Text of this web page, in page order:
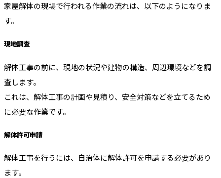
家屋解体の現場で行われる作業の流れは、以下のようになりま
す。
現地調査
解体工事の前に、現地の状況や建物の構造、周辺環境などを調
査します。
これは、解体工事の計画や見積り、安全対策などを立てるため
に必要な作業です。
解体許可申請
解体工事を行うには、自治体に解体許可を申請する必要があり
ます。